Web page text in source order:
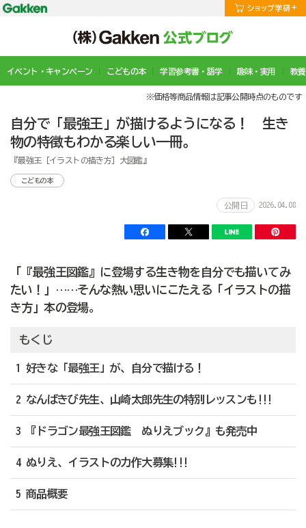
イベント・キャンペーン こどもの本 学習参考書・語学 趣味・実用 教
※価格等商品情報は記事公開時点のものです
自分で「最強王」が描けるようになる！ 生き
物の特徴もわかる楽しい一冊。
『最強王［イラストの描き方］大図鑑』
こどもの本
公開日 2026.04.08
「『最強王図鑑』に登場する生き物を自分でも描いてみ
たい！」……そんな熱い思いにこたえる「イラストの描
き方」本の登場。
もくじ
1 好きな「最強王」が、自分で描ける！
2 なんばきび先生、山崎太郎先生の特別レッスンも!!!
3 『ドラゴン最強王図鑑 ぬりえブック』も発売中
4 ぬりえ、イラストの力作大募集!!!
5 商品概要